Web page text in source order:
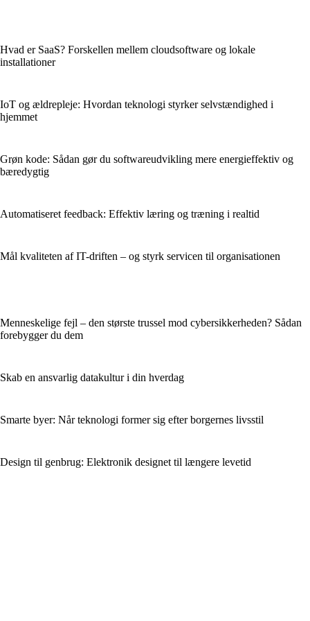
Hvad er SaaS? Forskellen mellem cloudsoftware og lokale
installationer
IoT og ældrepleje: Hvordan teknologi styrker selvstændighed i
hjemmet
Grøn kode: Sådan gør du softwareudvikling mere energieffektiv og
bæredygtig
Automatiseret feedback: Effektiv læring og træning i realtid
Mål kvaliteten af IT-driften – og styrk servicen til organisationen
Menneskelige fejl – den største trussel mod cybersikkerheden? Sådan
forebygger du dem
Skab en ansvarlig datakultur i din hverdag
Smarte byer: Når teknologi former sig efter borgernes livsstil
Design til genbrug: Elektronik designet til længere levetid